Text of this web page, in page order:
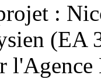
:
l'Agence